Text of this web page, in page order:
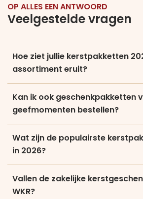
OP ALLES EEN ANTWOORD
Veelgestelde vragen
Hoe ziet jullie kerstpakketten
assortiment eruit?
Kan ik ook geschenkpakketten
geefmomenten bestellen?
Wat zijn de populairste
in 2026?
Vallen de zakelijke
WKR?